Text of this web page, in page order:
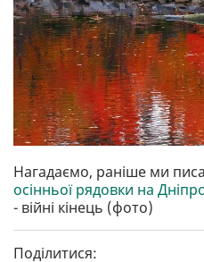
Нагадаємо, раніше ми
осінньої рядовки на
- війні кінець (фото)
Поділитися: